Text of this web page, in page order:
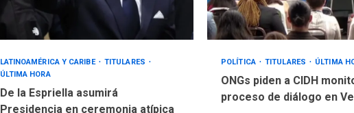
LATINOAMÉRICA Y CARIBE
TITULARES
ÚLTIMA HORA
De la Espriella asumirá
Presidencia en ceremonia atípica
POLÍTICA TITULARES ÚLTIMA
ONGs piden a CIDH
proceso de diálogo en